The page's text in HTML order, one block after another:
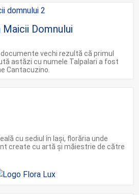
Domnului
vechi rezultă că primul
astăzi cu numele Talpalari a fost
Cantacuzino.
cu sediul în Iași, florăria unde
create cu artă și măiestrie de către